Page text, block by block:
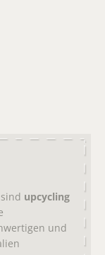
upcycling
und